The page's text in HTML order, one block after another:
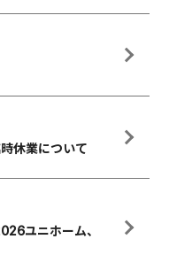
休業について
ユニホーム、